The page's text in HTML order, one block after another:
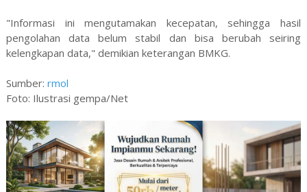
"Informasi ini mengutamakan kecepatan, sehingga hasil
pengolahan data belum stabil dan bisa berubah seiring
kelengkapan data," demikian keterangan BMKG.
Sumber: rmol
Foto: Ilustrasi gempa/Net